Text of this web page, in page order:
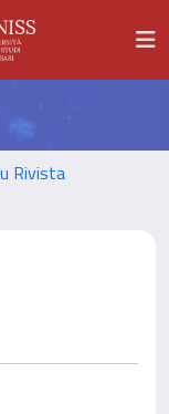
Rivista